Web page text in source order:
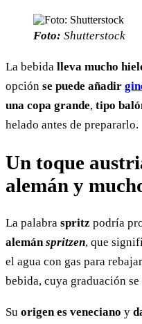
Foto: Shutterstock
La bebida lleva mucho
opción se puede añadir
una copa grande, tipo
helado antes de prepararlo.
Un toque
alemán y
La palabra spritz podría
alemánspritzen, que
el agua con gas para
bebida, cuya graduación
Su origen es veneciano y